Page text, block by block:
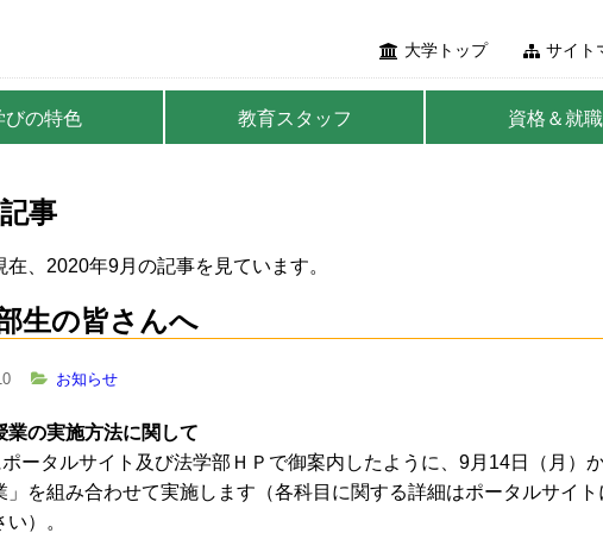
大学トップ サイト
びの特色 教育スタッフ 資格＆就職
事
在、2020年9月の記事を見ています。
生の皆さんへ
お知らせ
業の実施方法に関して
ータルサイト及び法学部ＨＰで御案内したように、9月14日（月）
」を組み合わせて実施します（各科目に関する詳細はポータルサイ
）。